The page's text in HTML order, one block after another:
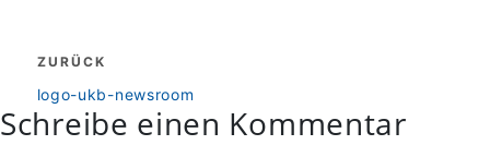
Beitragsnavigation
ZURÜCK
zurück
logo-ukb-newsroom
Schreibe einen Kommentar